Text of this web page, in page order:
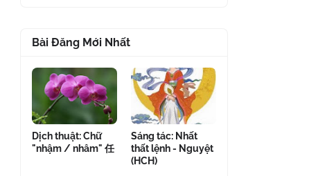
Bài Đăng Mới Nhất
Dịch thuật: Chữ
"nhậm / nhâm" 任
Sáng tác: Nhất
thất lệnh - Nguyệt
(HCH)